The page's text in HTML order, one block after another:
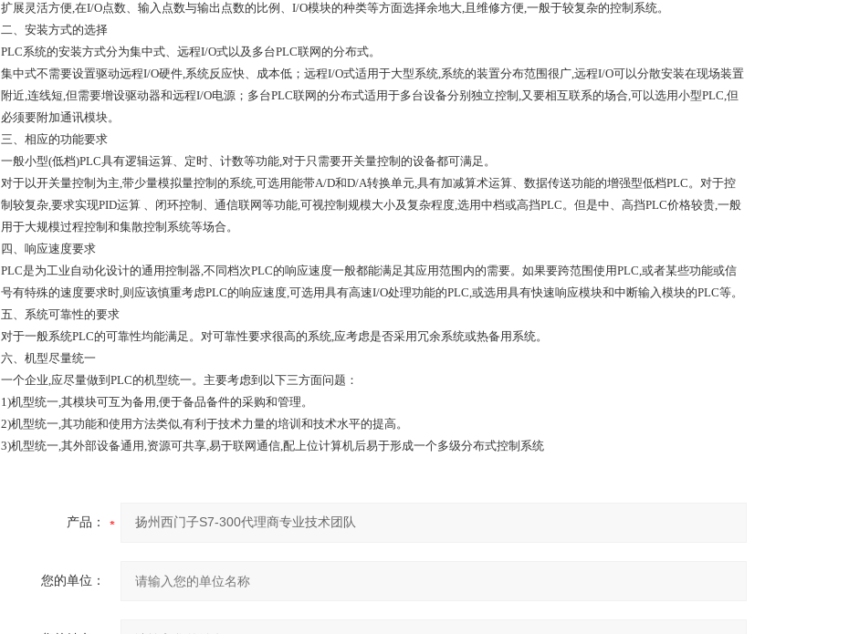
扩展灵活方便,在I/O点数、输入点数与输出点数的比例、I/O模块的种类等方面选择余地大,且维修方便,一般于较复杂的控制系统。
二、安装方式的选择
PLC系统的安装方式分为集中式、远程I/O式以及多台PLC联网的分布式。
集中式不需要设置驱动远程I/O硬件,系统反应快、成本低；远程I/O式适用于大型系统,系统的装置分布范围很广,远程I/O可以分散安装在现场装置
附近,连线短,但需要增设驱动器和远程I/O电源；多台PLC联网的分布式适用于多台设备分别独立控制,又要相互联系的场合,可以选用小型PLC,但
必须要附加通讯模块。
三、相应的功能要求
一般小型(低档)PLC具有逻辑运算、定时、计数等功能,对于只需要开关量控制的设备都可满足。
对于以开关量控制为主,带少量模拟量控制的系统,可选用能带A/D和D/A转换单元,具有加减算术运算、数据传送功能的增强型低档PLC。对于控
制较复杂,要求实现PID运算 、闭环控制、通信联网等功能,可视控制规模大小及复杂程度,选用中档或高挡PLC。但是中、高挡PLC价格较贵,一般
用于大规模过程控制和集散控制系统等场合。
四、响应速度要求
PLC是为工业自动化设计的通用控制器,不同档次PLC的响应速度一般都能满足其应用范围内的需要。如果要跨范围使用PLC,或者某些功能或信
号有特殊的速度要求时,则应该慎重考虑PLC的响应速度,可选用具有高速I/O处理功能的PLC,或选用具有快速响应模块和中断输入模块的PLC等。
五、系统可靠性的要求
对于一般系统PLC的可靠性均能满足。对可靠性要求很高的系统,应考虑是否采用冗余系统或热备用系统。
六、机型尽量统一
一个企业,应尽量做到PLC的机型统一。主要考虑到以下三方面问题：
1)机型统一,其模块可互为备用,便于备品备件的采购和管理。
2)机型统一,其功能和使用方法类似,有利于技术力量的培训和技术水平的提高。
3)机型统一,其外部设备通用,资源可共享,易于联网通信,配上位计算机后易于形成一个多级分布式控制系统
产品：
您的单位：